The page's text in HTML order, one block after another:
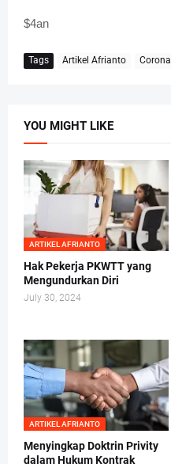
$4an
Tags Artikel Afrianto Corona
YOU MIGHT LIKE
ARTIKEL AFRIANTO
Hak Pekerja PKWTT yang
Mengundurkan Diri
July 30, 2024
ARTIKEL AFRIANTO
Menyingkap Doktrin Privity
dalam Hukum Kontrak